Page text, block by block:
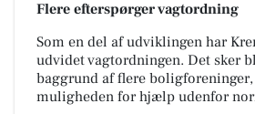
Flere efterspørger vagtordning
Som en del af udviklingen har
udvidet vagtordningen. Det sker
baggrund af flere
muligheden for hjælp udenfor